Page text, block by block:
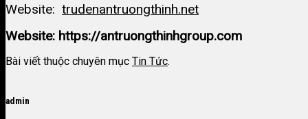
Website: trudenantruongthinh.net
Website: https://antruongthinhgroup.com
Bài viết thuộc chuyên mục Tin Tức.
admin